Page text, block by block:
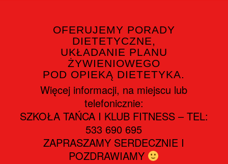
OFERUJEMY PORADY
DIETETYCZNE,
UKŁADANIE PLANU
ŻYWIENIOWEGO
POD OPIEKĄ DIETETYKA.
Więcej informacji, na miejscu lub
telefonicznie:
SZKOŁA TAŃCA I KLUB FITNESS – TEL:
533 690 695
ZAPRASZAMY SERDECZNIE I
POZDRAWIAMY